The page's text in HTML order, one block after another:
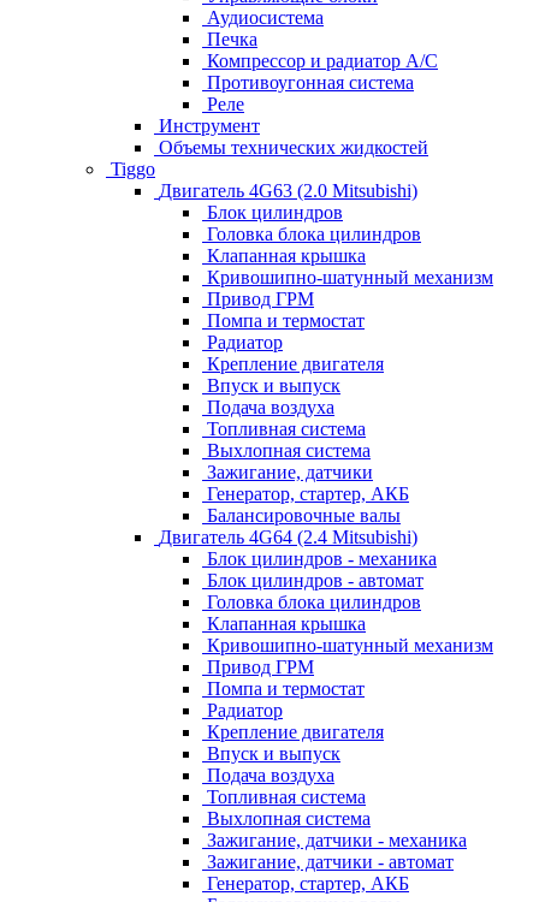
Аудиосистема
Печка
Компрессор и радиатор А/C
Противоугонная система
Реле
Инструмент
Объемы технических жидкостей
Tiggo
Двигатель 4G63 (2.0 Mitsubishi)
Блок цилиндров
Головка блока цилиндров
Клапанная крышка
Кривошипно-шатунный механизм
Привод ГРМ
Помпа и термостат
Радиатор
Крепление двигателя
Впуск и выпуск
Подача воздуха
Топливная система
Выхлопная система
Зажигание, датчики
Генератор, стартер, АКБ
Балансировочные валы
Двигатель 4G64 (2.4 Mitsubishi)
Блок цилиндров - механика
Блок цилиндров - автомат
Головка блока цилиндров
Клапанная крышка
Кривошипно-шатунный механизм
Привод ГРМ
Помпа и термостат
Радиатор
Крепление двигателя
Впуск и выпуск
Подача воздуха
Топливная система
Выхлопная система
Зажигание, датчики - механика
Зажигание, датчики - автомат
Генератор, стартер, АКБ